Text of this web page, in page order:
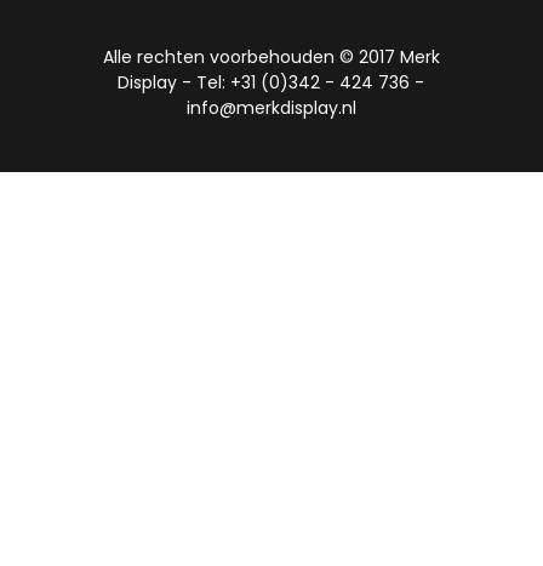
Alle rechten voorbehouden © 2017 Merk
Display - Tel: +31 (0)342 - 424 736 -
info@merkdisplay.nl